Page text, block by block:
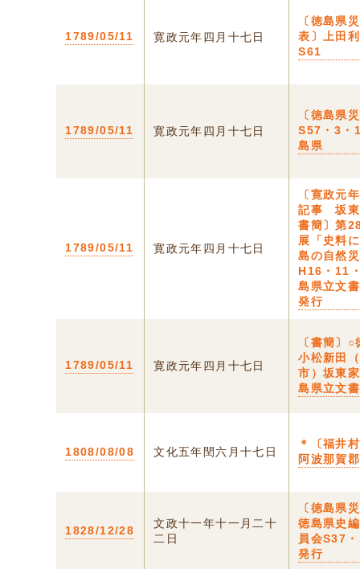
1789/05/11 寛政元年四月十七日
〔徳島県
表〕上田
S61
1789/05/11 寛政元年四月十七日
〔徳島県
S57・3
島県
1789/05/11 寛政元年四月十七日
〔寛政元
記事 坂東
書簡〕第
展「史料
島の自然
H16・11
島県立文
発行
1789/05/11 寛政元年四月十七日
〔書簡〕
小松新田
市）坂東
島県立文
1808/08/08 文化五年閏六月十七日
＊〔福井
阿波那賀郡
1828/12/28
文政十一年十一月二十
二日
〔徳島県
徳島県史
員会S37
発行